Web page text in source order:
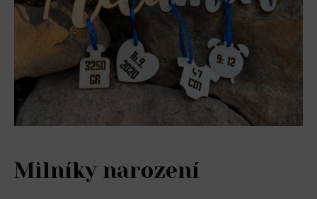
Milníky narození